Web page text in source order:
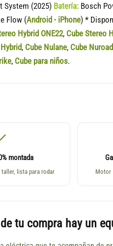
System (2025) Batería:Bosch
Flow (Android - iPhone) *
Hybrid ONE22, Cube Stereo
, Cube Nulane, Cube Nuroad
, Cube para niños.
montada
lista para rodar Motor
tu compra hay un